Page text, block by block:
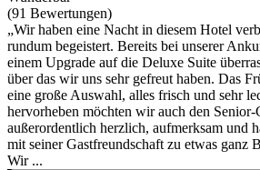
(91 Bewertungen)
„Wir haben eine Nacht in diesem Hotel
rundum begeistert. Bereits bei unserer
einem Upgrade auf die Deluxe Suite
über das wir uns sehr gefreut haben. Das
eine große Auswahl, alles frisch und sehr
hervorheben möchten wir auch den
außerordentlich herzlich, aufmerksam und
mit seiner Gastfreundschaft zu etwas ganz
Wir ...